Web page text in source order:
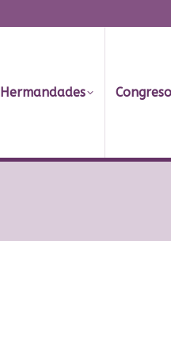
Hermandades